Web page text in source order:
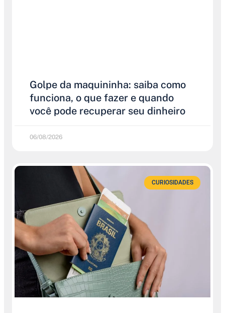
Golpe da maquininha: saiba como
funciona, o que fazer e quando
você pode recuperar seu dinheiro
06/08/2026
CURIOSIDADES